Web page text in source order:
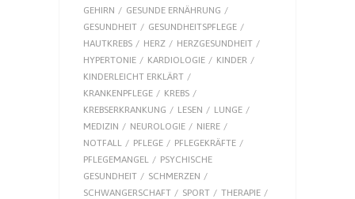
GEHIRN
GESUNDE ERNÄHRUNG
GESUNDHEIT
GESUNDHEITSPFLEGE
HAUTKREBS
HERZ
HERZGESUNDHEIT
HYPERTONIE
KARDIOLOGIE
KINDER
KINDERLEICHT ERKLÄRT
KRANKENPFLEGE
KREBS
KREBSERKRANKUNG
LESEN
LUNGE
MEDIZIN
NEUROLOGIE
NIERE
NOTFALL
PFLEGE
PFLEGEKRÄFTE
PFLEGEMANGEL
PSYCHISCHE
GESUNDHEIT
SCHMERZEN
SCHWANGERSCHAFT
SPORT
THERAPIE